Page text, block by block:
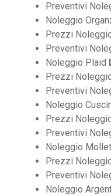
Preventivi
Noleggio
Prezzi
Preventivi
Noleggio Plaid
Prezzi
Preventivi
Noleggio
Prezzi
Preventivi
Noleggio
Prezzi
Preventivi
Noleggio